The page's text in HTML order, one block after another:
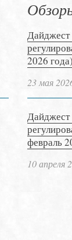
Дайджест
2026
23 мая
Дайджест
февраль
10 апреля